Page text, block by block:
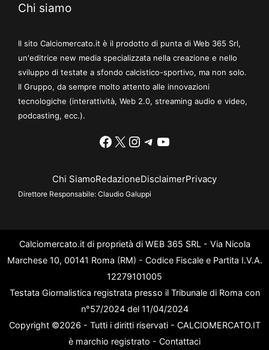
Chi siamo
Il sito Calciomercato.it è il prodotto di punta di Web 365 Srl,
un'editrice new media specializzata nella creazione e nello
sviluppo di testate a sfondo calcistico-sportivo, ma non solo.
Il Gruppo, da sempre molto attento alle innovazioni
tecnologiche (interattività, Web 2.0, streaming audio e video,
podcasting, ecc.).
Facebook
X Instagram
Telegram
YouTube
Chi SiamoRedazioneDisclaimerPrivacy
Direttore Responsabile: Claudio Galuppi
Calciomercato.it di proprietà di WEB 365 SRL - Via Nicola
Marchese 10, 00141 Roma (RM) - Codice Fiscale e Partita I.V.A.
12279101005
Testata Giornalistica registrata presso il Tribunale di Roma con
n°57/2024 del 11/04/2024
Copyright ©2026 - Tutti i diritti riservati - CALCIOMERCATO.IT
è marchio registrato - Contattaci